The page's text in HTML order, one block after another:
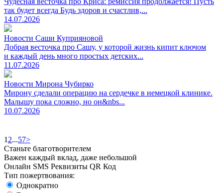
так будет всегда Будь здоров и счастлив,...
14.07.2026
Новости Саши Куприяновой
Добрая весточка про Сашу, у которой жизнь кипит ключом
и каждый день много простых детских...
11.07.2026
Новости Мирона Чубирко
Мирону сделали операцию на сердечке в немецкой клинике.
Малышу пока сложно, но он&nbs...
10.07.2026
1 2...57>
Станьте благотворителем
Важен каждый вклад, даже небольшой
Онлайн SMS Реквизиты QR Код
Тип пожертвования:
Однократно